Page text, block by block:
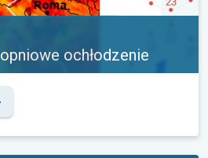
ochłodzenie